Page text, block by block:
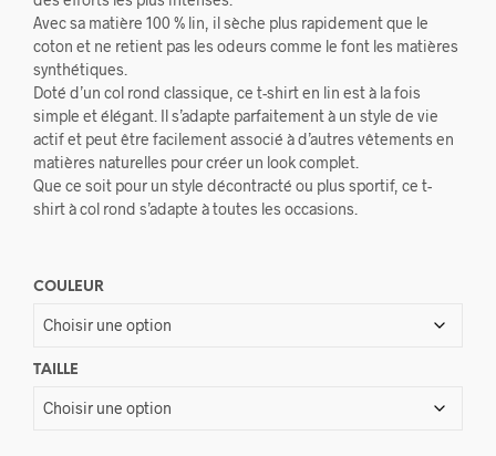
Avec sa matière 100 % lin, il sèche plus rapidement que le
coton et ne retient pas les odeurs comme le font les matières
synthétiques.
Doté d’un col rond classique, ce t-shirt en lin est à la fois
simple et élégant. Il s’adapte parfaitement à un style de vie
actif et peut être facilement associé à d’autres vêtements en
matières naturelles pour créer un look complet.
Que ce soit pour un style décontracté ou plus sportif, ce t-
shirt à col rond s’adapte à toutes les occasions.
COULEUR
TAILLE